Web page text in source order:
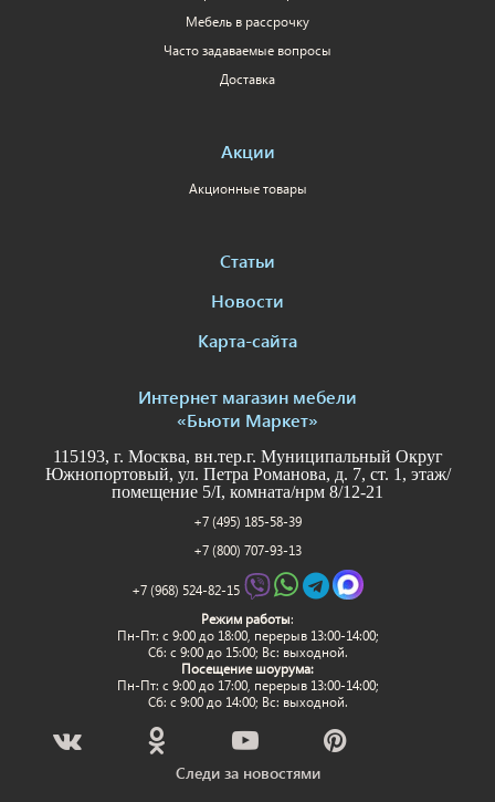
Мебель в рассрочку
Часто задаваемые вопросы
Доставка
Акции
Акционные товары
Статьи
Новости
Карта-сайта
Интернет магазин мебели
«Бьюти Маркет»
115193, г. Москва, вн.тер.г. Муниципальный Округ
Южнопортовый, ул. Петра Романова, д. 7, ст. 1, этаж/
помещение 5/I, комната/нрм 8/12-21
+7 (495) 185-58-39
+7 (800) 707-93-13
+7 (968) 524-82-15
Режим работы:
Пн-Пт: c 9:00 до 18:00, перерыв 13:00-14:00;
Сб: с 9:00 до 15:00; Вс: выходной.
Посещение шоурума:
Пн-Пт: c 9:00 до 17:00, перерыв 13:00-14:00;
Сб: с 9:00 до 14:00; Вс: выходной.
Следи за новостями